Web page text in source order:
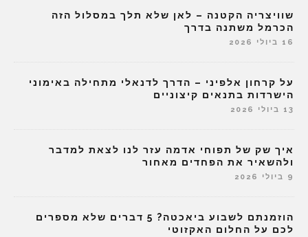
שוויצריה הקטנה – לאן שלא תלך במסלול הזה
הכרמל משתנה בדרך
16 ביולי 2026
על קרחון אלפיני – הדרך לדנאלי מתחילה באימוני
הישרדות בתנאים קיצוניים
13 ביולי 2026
איך שק של תפוחי אדמה עזר לנו לצאת למדבר
ולהשאיר את הפחדים מאחור
9 ביולי 2026
הוזמנתם לשבוע ביאכטה? 5 דברים שלא מספרים
לכם על החלום האקזוטי